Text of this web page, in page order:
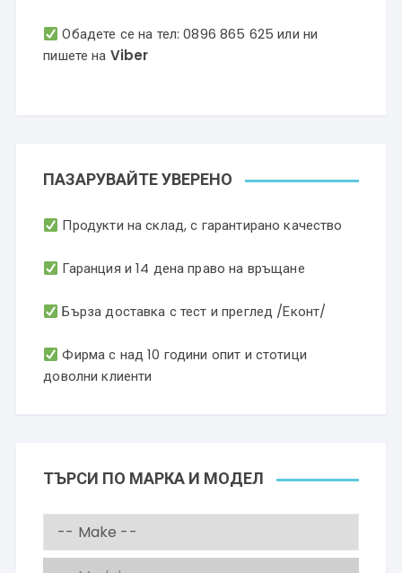
Обадете се на тел:0896 865 625 или ни
пишете на Viber
ПАЗАРУВАЙТЕ УВЕРЕНО
Продукти на склад, с гарантирано качество
Гаранция и 14 дена право на връщане
Бърза доставка с тест и преглед /Еконт/
Фирма с над 10 години опит и стотици
доволни клиенти
ТЪРСИ ПО МАРКА И МОДЕЛ